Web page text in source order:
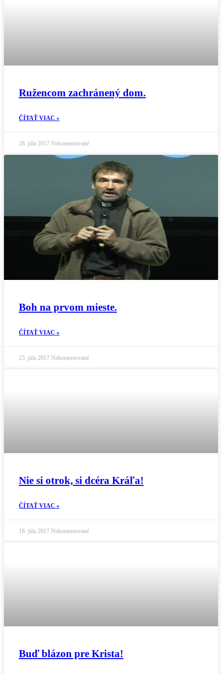
Ružencom zachránený dom.
ČÍTAŤ VIAC »
28. júla 2017 Nekomentované
Boh na prvom mieste.
ČÍTAŤ VIAC »
25. júla 2017 Nekomentované
Nie si otrok, si dcéra Kráľa!
ČÍTAŤ VIAC »
18. júla 2017 Nekomentované
Buď blázon pre Krista!